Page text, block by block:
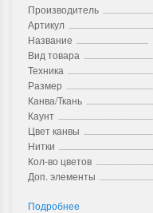
Производитель
Артикул
Название
Вид товара
Техника
Размер
Канва/Ткань
Каунт
Цвет канвы
Нитки
Кол-во цветов
Доп. элементы
Подробнее